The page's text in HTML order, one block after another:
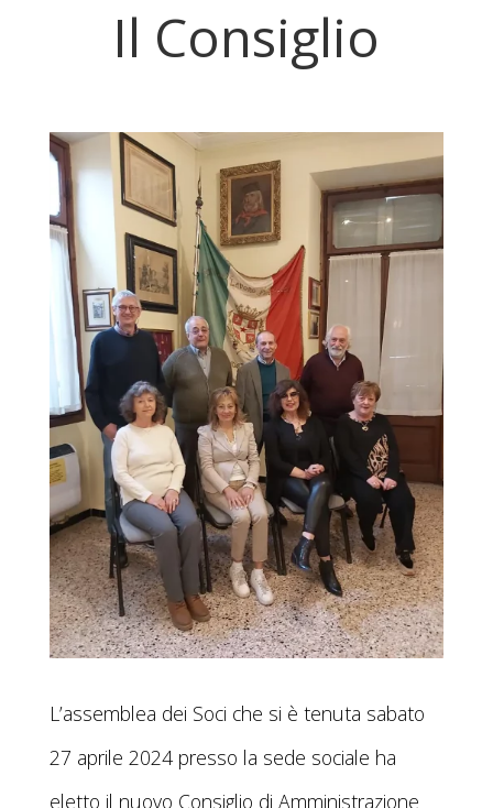
Il Consiglio
L’assemblea dei Soci che si è tenuta sabato
27 aprile 2024 presso la sede sociale ha
eletto il nuovo Consiglio di Amministrazione